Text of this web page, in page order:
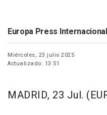
Europa Press Internacional
Miércoles, 23 julio 2025
Actualizado: 13:51
MADRID, 23 Jul.